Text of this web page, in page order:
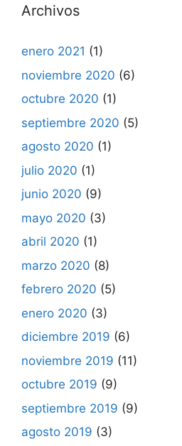
Archivos
enero 2021 (1)
noviembre 2020 (6)
octubre 2020 (1)
septiembre 2020 (5)
agosto 2020 (1)
julio 2020 (1)
junio 2020 (9)
mayo 2020 (3)
abril 2020 (1)
marzo 2020 (8)
febrero 2020 (5)
enero 2020 (3)
diciembre 2019 (6)
noviembre 2019 (11)
octubre 2019 (9)
septiembre 2019 (9)
agosto 2019 (3)